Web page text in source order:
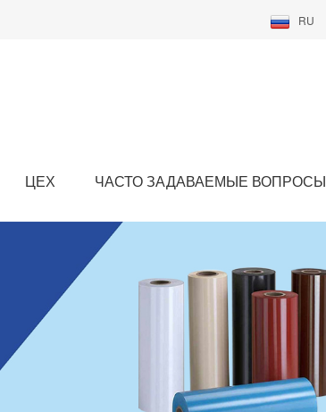
RU
ЦЕХ ЧАСТО ЗАДАВАЕМЫЕ ВОПРОСЫ